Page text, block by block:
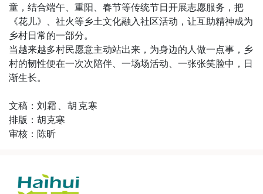
童，结合端午、重阳、春节等传统节日开展志愿服务，把
《花儿》、社火等乡土文化融入社区活动，让互助精神成为
乡村日常的一部分。
当越来越多村民愿意主动站出来，为身边的人做一点事，乡
村的韧性便在一次次陪伴、一场场活动、一张张笑脸中，日
渐生长。
文稿： 刘霜、胡克寒
排版：胡克寒
审核：陈昕